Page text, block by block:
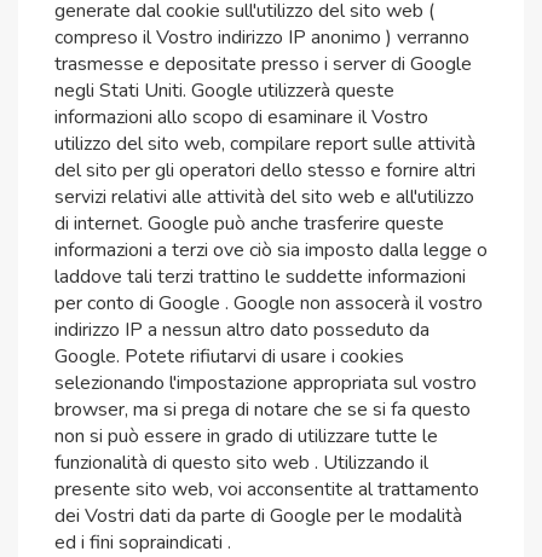
generate dal cookie sull'utilizzo del sito web (
compreso il Vostro indirizzo IP anonimo ) verranno
trasmesse e depositate presso i server di Google
negli Stati Uniti. Google utilizzerà queste
informazioni allo scopo di esaminare il Vostro
utilizzo del sito web, compilare report sulle attività
del sito per gli operatori dello stesso e fornire altri
servizi relativi alle attività del sito web e all'utilizzo
di internet. Google può anche trasferire queste
informazioni a terzi ove ciò sia imposto dalla legge o
laddove tali terzi trattino le suddette informazioni
per conto di Google . Google non assocerà il vostro
indirizzo IP a nessun altro dato posseduto da
Google. Potete rifiutarvi di usare i cookies
selezionando l'impostazione appropriata sul vostro
browser, ma si prega di notare che se si fa questo
non si può essere in grado di utilizzare tutte le
funzionalità di questo sito web . Utilizzando il
presente sito web, voi acconsentite al trattamento
dei Vostri dati da parte di Google per le modalità
ed i fini sopraindicati .